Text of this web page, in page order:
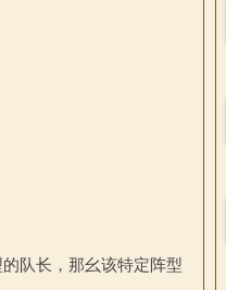
队长，那幺该特定阵型